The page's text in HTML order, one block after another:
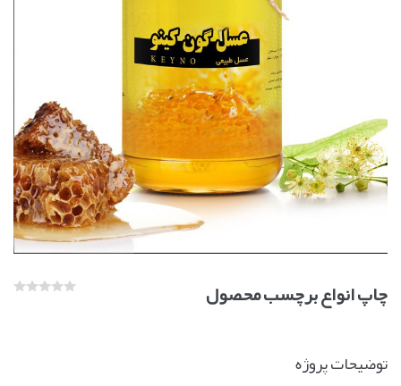
چاپ انواع برچسب محصول
توضیحات پروژه